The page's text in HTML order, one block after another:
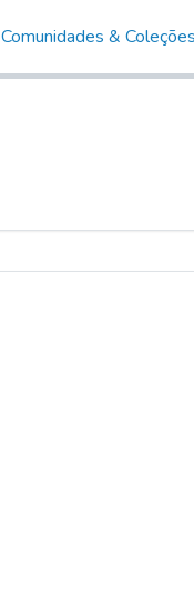
Comunidades &